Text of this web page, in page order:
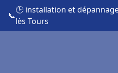
📞
🕒 installation et
lès Tours